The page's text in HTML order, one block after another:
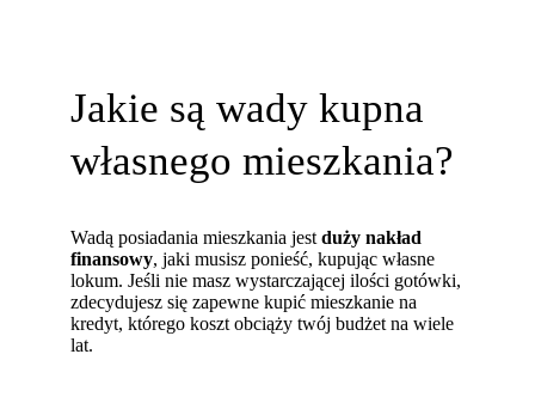
Jakie są wady kupna
własnego mieszkania?
Wadą posiadania mieszkania jestduży nakład
finansowy, jaki musisz ponieść, kupując własne
lokum. Jeśli nie masz wystarczającej ilości gotówki,
zdecydujesz się zapewne kupić mieszkanie na
kredyt, którego koszt obciąży twój budżet na wiele
lat.